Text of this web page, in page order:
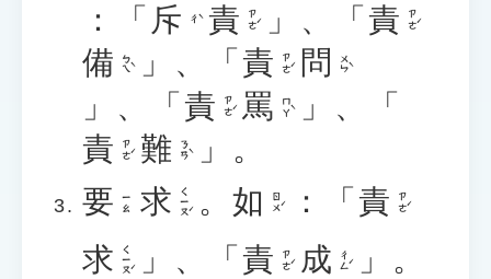
：「 斥 ㄔˋ 責 ㄗㄜˊ 」、「 責 ㄗㄜˊ
備 ㄅㄟˋ 」、「 責 ㄗㄜˊ 問 ㄨㄣˋ
」、「 責 ㄗㄜˊ 罵 ㄇㄚˋ
」、「
責 ㄗㄜˊ 難 ㄋㄢˋ
」。
要 ㄧㄠ 求 ㄑㄧㄡˊ 。 如 ㄖㄨˊ ：「 責 ㄗㄜˊ
求 ㄑㄧㄡˊ 」、「 責 ㄗㄜˊ 成 ㄔㄥˊ 」。